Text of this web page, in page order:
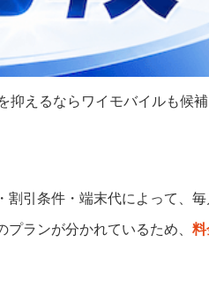
抑えるならワイモバイルも候
引条件・端末代によって、毎
ランが分かれているため、 料